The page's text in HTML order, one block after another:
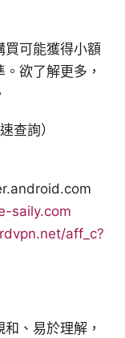
買可能獲得小額
欲了解更多，
查詢）
saily.com
aff_c?
、易於理解，